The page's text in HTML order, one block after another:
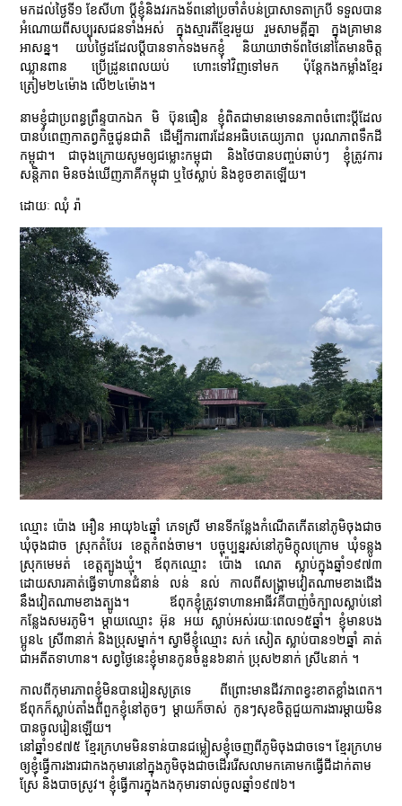
មកដល់ថ្ងៃទី១ ខែសីហា ប្តីខ្ញុំនិងវរកងទ័ពនៅប្រចាំតំបន់ប្រាសាទតាក្របី ទទួលបាន
អំណោយពីសប្បុរសជនទាំងអស់ ក្នុងស្មារតីខ្មែរមួយ រួមសាមគ្គីគ្នា ក្នុងគ្រាមាន
អាសន្ន។ យប់ថ្ងៃដដែលប្តីបានទាក់ទងមកខ្ញុំ និយាយាថាទ័ពថៃនៅតែមានចិត្ត
ឈ្លានពាន ប្រើដ្រូនពេលយប់ ហោះទៅវិញទៅមក ប៉ុន្តែកងកម្លាំងខ្មែរ
ត្រៀម២៤ម៉ោង លើ២៤ម៉ោង។
នាមខ្ញុំជាប្រពន្ធព្រឹន្ទបាកឯក មិ ប៊ុនធឿន ខ្ញុំពិតជាមានមោទនភាពចំពោះប្តីដែល
បានបំពេញកាតព្វកិច្ចជូនជាតិ ដើម្បីការពារដែនអធិបតេយ្យភាព បូរណភាពទឹកដី
កម្ពុជា។ ជាចុងក្រោយសូមឲ្យជម្លោះកម្ពុជា និងថៃបានបញ្ចប់ឆាប់ៗ ខ្ញុំត្រូវការ
សន្តិភាព មិនចង់ឃើញភាគីកម្ពុជា ឬថៃស្លាប់ និងខូចខាតឡើយ។
ដោយៈ ឈុំ រ៉ា
ឈ្មោះ ប៉ោង អឿន អាយុ៦៤ឆ្នាំ ភេទស្រី មានទីកន្លែងកំណើតកើតនៅភូមិចុងជាច
ឃុំចុងជាច ស្រុកតំបែរ ខេត្តកំពង់ចាម។ បច្ចុប្បន្នរស់នៅភូមិក្ដុលក្រោម ឃុំទន្លូង
ស្រុកមេមត់ ខេត្តត្បូងឃ្មុំ។ ឪពុកឈ្មោះ ប៉ោង ណេត ស្លាប់ក្នុងឆ្នាំ១៩៧៣
ដោយសារគាត់ធ្វើទាហានជំនាន់ លន់ នល់ កាលពីសង្គ្រាមវៀតណាមខាងជើង
នឹងវៀតណាមខាងត្បូង។ ឪពុកខ្ញុំត្រូវទាហានអាធីវគីបាញ់ចំក្បាលស្លាប់នៅ
កន្លែងសមរភូមិ។ ម្ដាយឈ្មោះ អ៊ុន អយ ស្លាប់អស់រយៈពេល១៥ឆ្នាំ។ ខ្ញុំមានបង
ប្អូន៤ ស្រី៣នាក់ និងប្រុសម្នាក់។ ស្វាមីខ្ញុំឈ្មោះ សក់ សៀត ស្លាប់បាន១២ឆ្នាំ គាត់
ជាអតីតទាហាន។ សព្វថ្ងៃនេះខ្ញុំមានកូនចំនួន៦នាក់ ប្រុស២នាក់ ស្រី៤នាក់ ។
កាលពីកុមារភាពខ្ញុំមិនបានរៀនសូត្រទេ ពីព្រោះមានជីវភាពខ្វះខាតខ្លាំងពេក។
ឪពុកក៏ស្លាប់តាំងពីពួកខ្ញុំនៅតូចៗ ម្ដាយក៏ចាស់ កូនៗសុខចិត្តជួយការងារម្តាយមិន
បានចូលរៀនឡើយ។
នៅឆ្នាំ១៩៧៥ ខ្មែរក្រហមមិនទាន់បានជម្លៀសខ្ញុំចេញពីភូមិចុងជាចទេ។ ខ្មែរក្រហម
ឲ្យខ្ញុំធ្វើការងារជាកងកុមារនៅក្នុងភូមិចុងជាចដើររើសលាមកគោមកធ្វើជីដាក់តាម
ស្រែ និងបាចស្រូវ។ ខ្ញុំធ្វើការក្នុងកងកុមារទាល់ចូលឆ្នាំ១៩៧៦។